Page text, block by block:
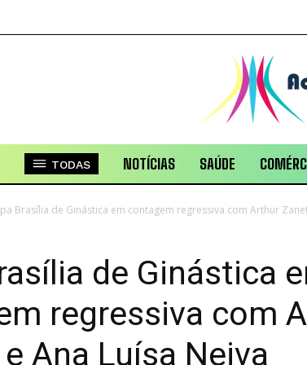
TODAS NOTÍCIAS SAÚDE
Brasília de Ginástica em contagem regressiva com Arthur
de Ginástica
regressiva com
Ana Luísa Neiva